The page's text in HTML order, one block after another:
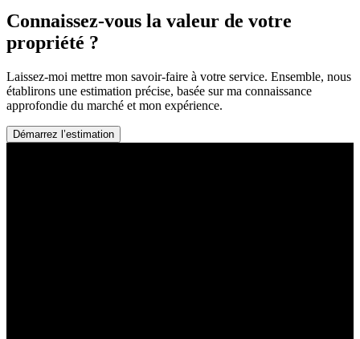
Connaissez-vous la valeur de votre
propriété ?
Laissez-moi mettre mon savoir-faire à votre service. Ensemble, nous
établirons une estimation précise, basée sur ma connaissance
approfondie du marché et mon expérience.
Démarrez l’estimation